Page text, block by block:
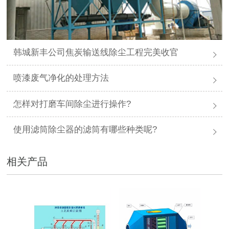
韩城新丰公司焦炭输送线除尘工程完美收官
喷漆废气净化的处理方法
怎样对打磨车间除尘进行操作?
使用滤筒除尘器的滤筒有哪些种类呢?
相关产品